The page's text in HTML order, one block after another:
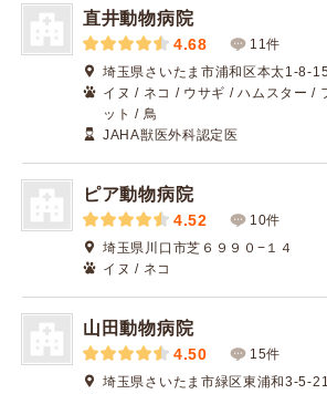
直井動物病院
4.68
11件
埼玉県さいたま市浦和区本太1-8-
イヌ / ネコ / ウサギ / ハムスター /
ット / 鳥
JAHA獣医外科認定医
ピア動物病院
4.52
10件
埼玉県川口市芝６９９０−１４
イヌ / ネコ
山田動物病院
4.50
15件
埼玉県さいたま市緑区東浦和3-5-21